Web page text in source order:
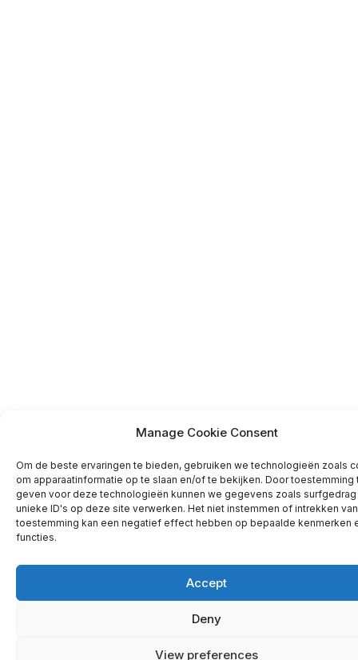
Manage Cookie Consent
Om de beste ervaringen te bieden, gebruiken we technologieën zoals
om apparaatinformatie op te slaan en/of te bekijken. Door toestemming
geven voor deze technologieën kunnen we gegevens zoals
unieke ID's op deze site verwerken. Het niet instemmen of intrekken van
toestemming kan een negatief effect hebben op bepaalde kenmerken
functies.
Accept
Deny
View preferences